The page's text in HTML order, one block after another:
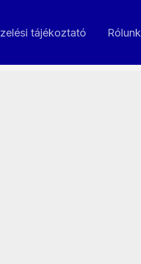
tájékoztató Rólunk